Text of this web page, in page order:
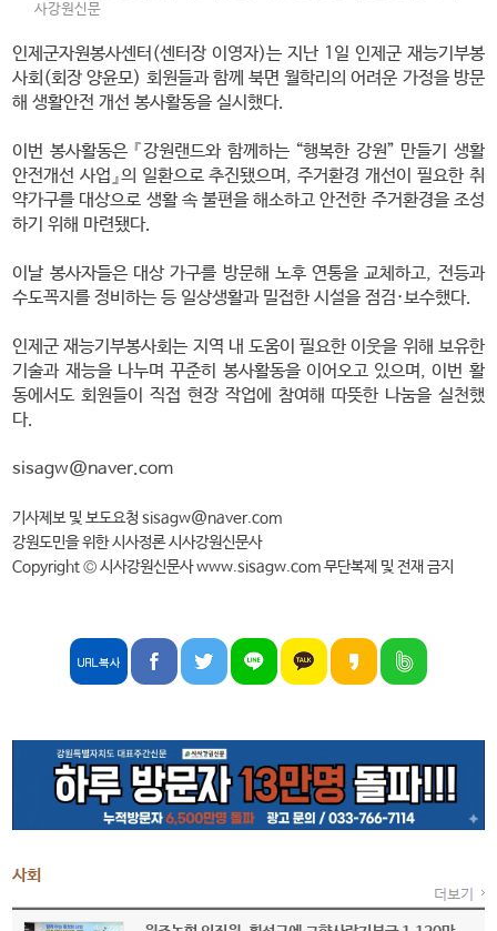
사강원신문
인제군자원봉사센터(센터장 이영자)는 지난 1일 인제군 재능기부봉
사회(회장 양윤모) 회원들과 함께 북면 월학리의 어려운 가정을 방문
해 생활안전 개선 봉사활동을 실시했다.
이번 봉사활동은 『강원랜드와 함께하는 “행복한 강원” 만들기 생활
안전개선 사업』의 일환으로 추진됐으며, 주거환경 개선이 필요한 취
약가구를 대상으로 생활 속 불편을 해소하고 안전한 주거환경을 조성
하기 위해 마련됐다.
이날 봉사자들은 대상 가구를 방문해 노후 연통을 교체하고, 전등과
수도꼭지를 정비하는 등 일상생활과 밀접한 시설을 점검·보수했다.
인제군 재능기부봉사회는 지역 내 도움이 필요한 이웃을 위해 보유한
기술과 재능을 나누며 꾸준히 봉사활동을 이어오고 있으며, 이번 활
동에서도 회원들이 직접 현장 작업에 참여해 따뜻한 나눔을 실천했
다.
sisagw@naver.com
기사제보 및 보도요청 sisagw@naver.com
강원도민을 위한 시사정론 시사강원신문사
Copyright © 시사강원신문사 www.sisagw.com 무단복제 및 전재 금지
사회